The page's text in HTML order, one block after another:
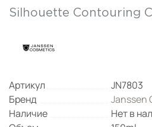
Silhouette Contouring
Артикул
JN7803
Бренд
Janssen
Наличие
Нет в